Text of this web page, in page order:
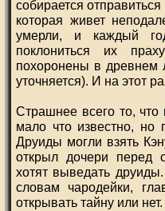
собирается
которая живет
умерли, и каждый
поклониться их
похоронены в древнем
уточняется). И на этот
Страшнее всего то,
мало что известно, но
Друиды могли взять
открыл дочери перед
хотят выведать
словам чародейки,
открывать тайну или нет.